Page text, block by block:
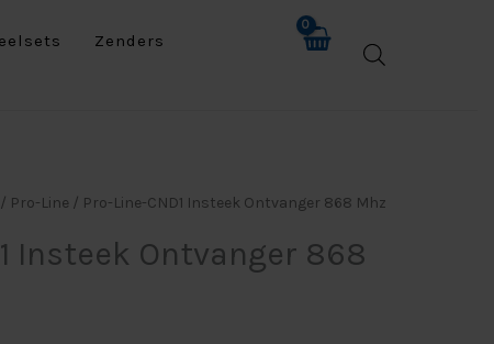
Zenders
/ Pro-Line / Pro-Line-CND1 Insteek Ontvanger 868 Mhz
Insteek Ontvanger 868